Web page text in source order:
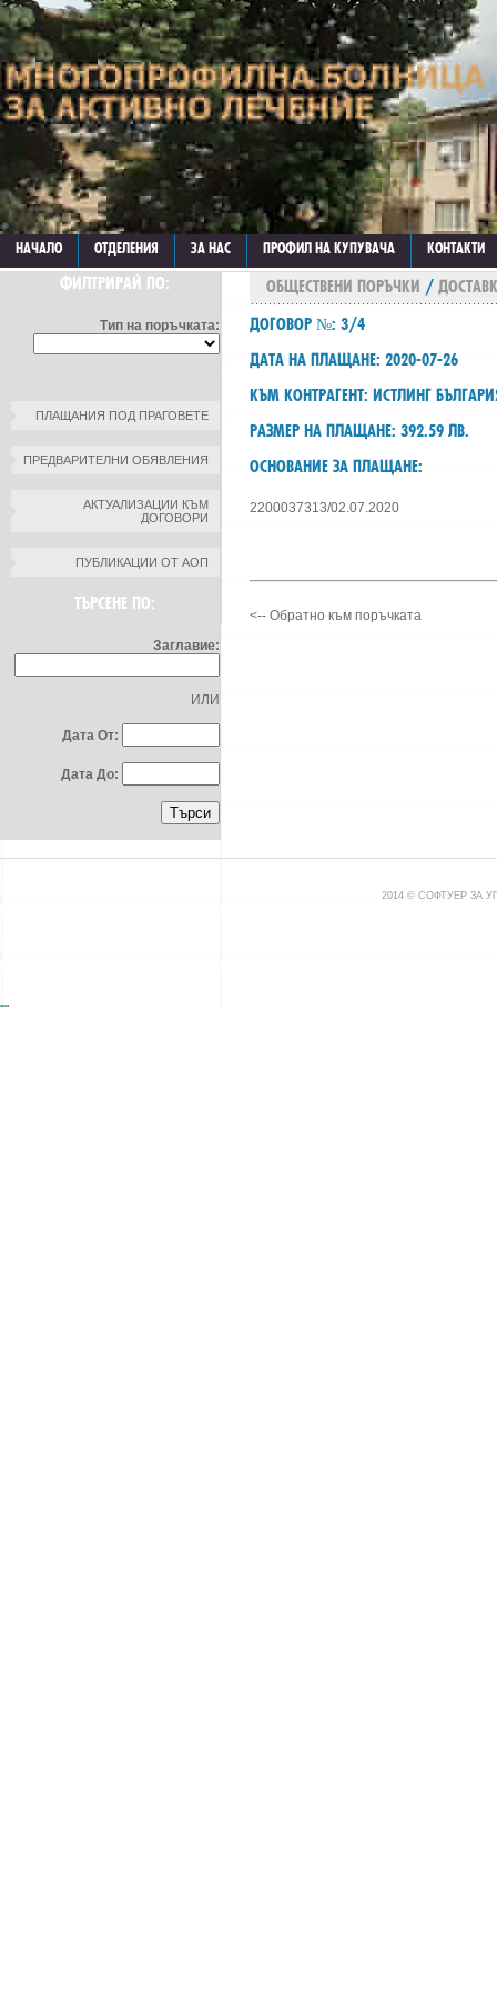
НАЧАЛО ОТДЕЛЕНИЯ ЗА НАС ПРОФИЛ НА КУПУВАЧА КОНТАКТИ
ФИЛТРИРАЙ ПО:
Тип на поръчката:
ПЛАЩАНИЯ ПОД ПРАГОВЕТЕ
ПРЕДВАРИТЕЛНИ ОБЯВЛЕНИЯ
АКТУАЛИЗАЦИИ КЪМ
ДОГОВОРИ
ПУБЛИКАЦИИ ОТ АОП
ТЪРСЕНЕ ПО:
Заглавие:
ИЛИ
Дата От:
Дата До:
ОБЩЕСТВЕНИ ПОРЪЧКИ /
ДОГОВОР №: 3/4
ДАТА НА ПЛАЩАНЕ: 2020-07-26
КЪМ КОНТРАГЕНТ: ИСТЛИНГ
РАЗМЕР НА ПЛАЩАНЕ: 392.59 ЛВ.
ОСНОВАНИЕ ЗА ПЛАЩАНЕ:
2200037313/02.07.2020
<-- Обратно към поръчката
2014 © СОФТУЕР ЗА